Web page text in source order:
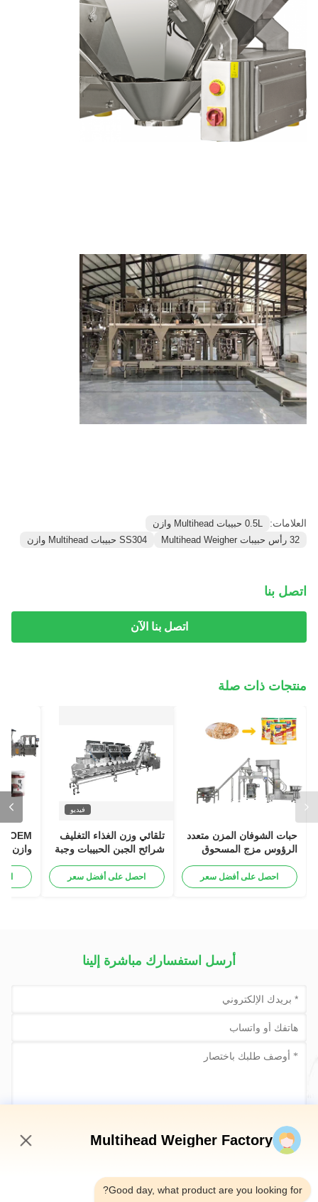
العلامات:
0.5L حبيبات Multihead وازن
32 رأس حبيبات Multihead Weigher
SS304 حبيبات Multihead وازن
اتصل بنا
اتصل بنا الآن
منتجات ذات صلة
حبات الشوفان المزن متعدد
الرؤوس مزج المسحوق
الخطياحصل على أفضل سعر
فيديو
تلقائي وزن الغذاء التغليف
شرائح الجبن الحبيبات وجبة
المعدة مسبقاً سحب كيس
المكسرات آلة تعبئة
احصل على أفضل سعر
وازن
أرسل استفسارك مباشرة إلينا
أرسلي الآن
Multihead Weigher Factory
Good day, what product are you looking for?